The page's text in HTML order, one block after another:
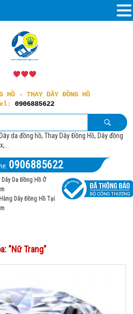
HỒ - THAY DÂY ĐỒNG HỒ
0906885622
da đồng hồ, Thay Dây Đồng Hồ, Dây đồng
0906885622
Dây Da Đồng Hồ Ở
Dây Đồng Hồ Tại
"nữ Trang"